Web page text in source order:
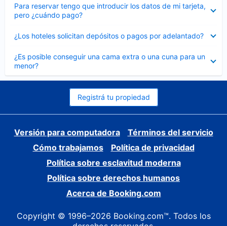
Para reservar tengo que introducir los datos de mi tarjeta,
pero ¿cuándo pago?
cerrado
¿Los hoteles solicitan depósitos o pagos por adelantado?
cerrado
¿Es posible conseguir una cama extra o una cuna para un
menor?
cerrado
Registrá tu propiedad
Versión para computadora
Términos del servicio
Cómo trabajamos
Política de privacidad
Política sobre esclavitud moderna
Política sobre derechos humanos
Acerca de Booking.com
Copyright © 1996–2026 Booking.com™. Todos los